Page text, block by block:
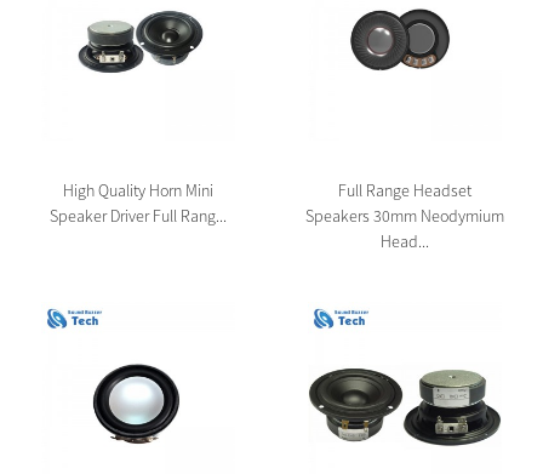
High Quality Horn Mini
Speaker Driver Full Rang...
Full Range Headset
Speakers 30mm Neodymium
Head...